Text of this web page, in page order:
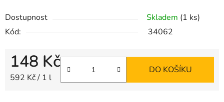
Dostupnost Skladem (1 ks)
Kód:
34062
148 Kč
Měrná cena:
592 Kč / 1 l
DO KOŠÍKU